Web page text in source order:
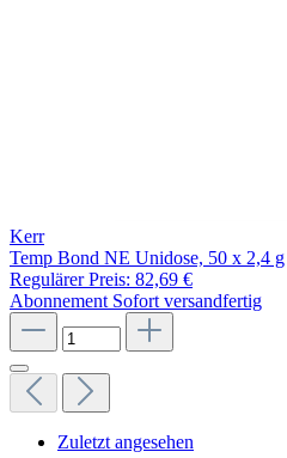
Kerr
Temp Bond NE Unidose, 50 x 2,4 g
Regulärer Preis: 82,69 €
Abonnement Sofort versandfertig
Zuletzt angesehen